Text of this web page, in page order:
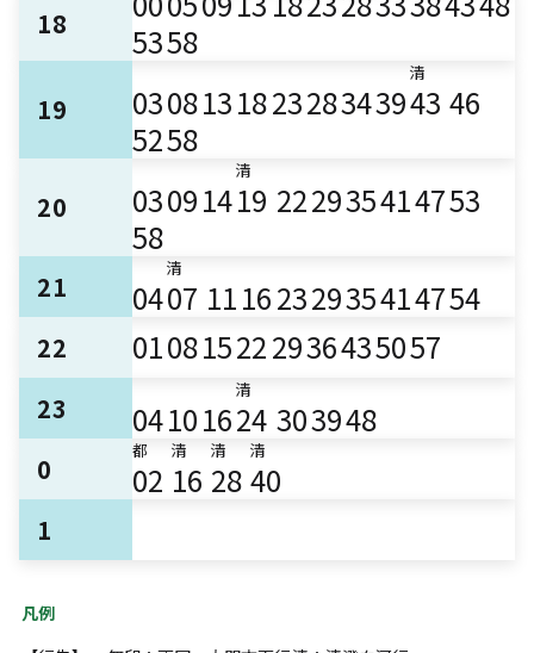
18
5358
19 0308131823283439
清
43 46
5258
20 030914
清
19 222935414753
58
21 04
清
07 1116232935414754
22 010815222936435057
23 041016
清
24 303948
0
都
02
清
16
清
28
清
40
1
凡例